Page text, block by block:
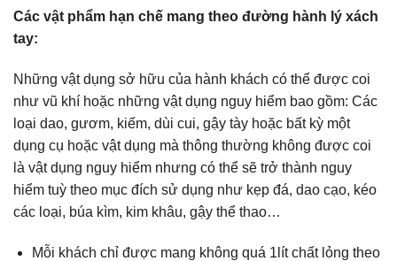
Các vật phẩm hạn chế mang theo đường hành lý xách
tay:
Những vật dụng sở hữu của hành khách có thể được coi
như vũ khí hoặc những vật dụng nguy hiểm bao gồm: Các
loại dao, gươm, kiếm, dùi cui, gậy tày hoặc bất kỳ một
dụng cụ hoặc vật dụng mà thông thường không được coi
là vật dụng nguy hiểm nhưng có thể sẽ trở thành nguy
hiểm tuỳ theo mục đích sử dụng như kẹp đá, dao cạo, kéo
các loại, búa kìm, kim khâu, gậy thể thao…
Mỗi khách chỉ được mang không quá 1lít chất lỏng theo